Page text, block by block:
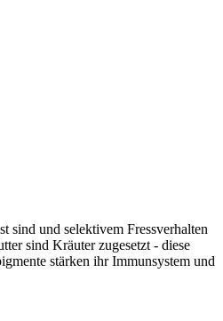
sind und selektivem Fressverhalten
sind Kräuter zugesetzt - diese
stärken ihr Immunsystem und